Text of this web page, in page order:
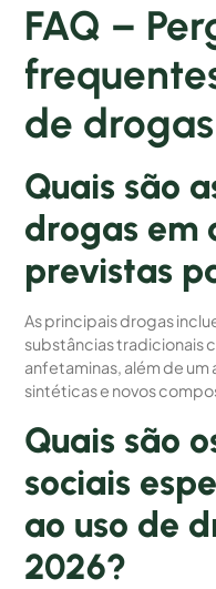
FAQ –
de
Quais são
drogas em
previstas
As principais drogas
substâncias tradicionais
anfetaminas, além de
sintéticas e novos
Quais são
sociais
ao uso de
2026?